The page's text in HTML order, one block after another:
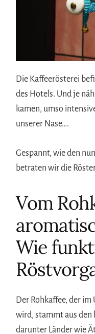
Die Kaffeerösterei
des Hotels. Und je
kamen, umso
unserer Nase….
Gespannt, wie den
betraten wir die
Vom
Wie
Der Rohkaffee, der
wird, stammt aus den
darunter Länder wie